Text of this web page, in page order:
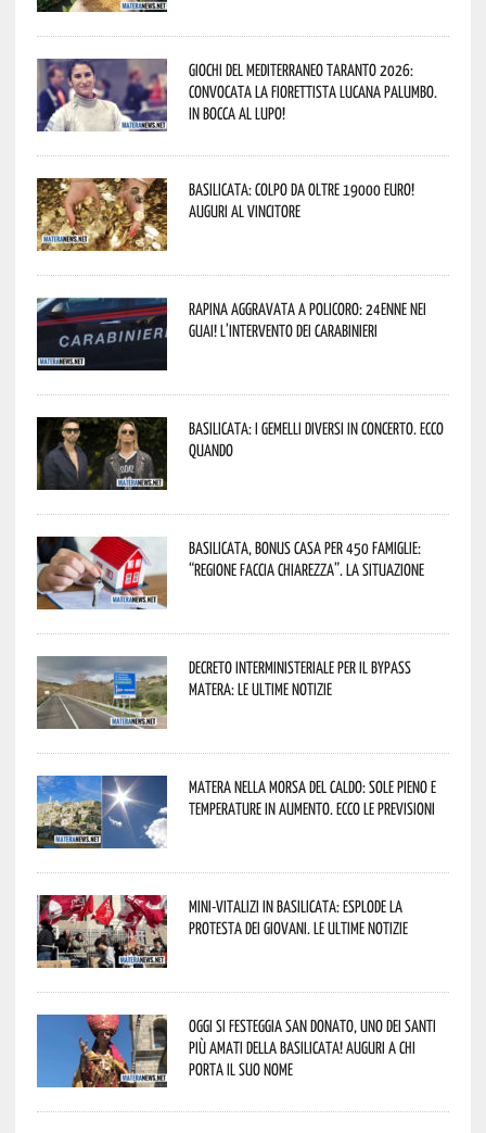
Giochi del Mediterraneo Taranto 2026:
convocata la fiorettista lucana Palumbo.
In bocca al lupo!
Basilicata: colpo da oltre 19000 Euro!
Auguri al vincitore
Rapina aggravata a Policoro: 24enne nei
guai! L’intervento dei Carabinieri
Basilicata: i Gemelli DiVersi in concerto. Ecco
quando
Basilicata, Bonus casa per 450 famiglie:
“Regione faccia chiarezza”. La situazione
Decreto interministeriale per il Bypass
Matera: le ultime notizie
Matera nella morsa del caldo: sole pieno e
temperature in aumento. Ecco le previsioni
Mini-vitalizi in Basilicata: esplode la
protesta dei giovani. Le ultime notizie
Oggi si festeggia San Donato, uno dei Santi
più amati della Basilicata! Auguri a chi
porta il suo nome